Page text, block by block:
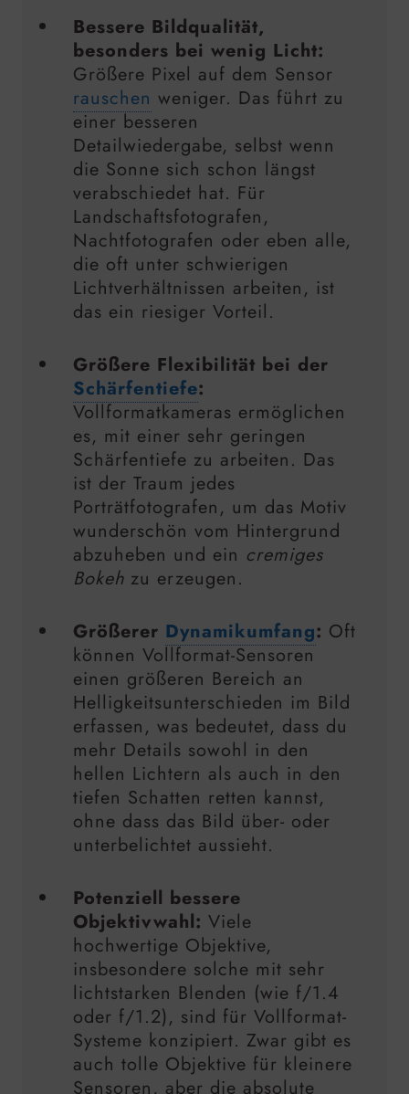
Bessere Bildqualität,
besonders bei wenig Licht:
Größere Pixel auf dem Sensor
rauschen weniger. Das führt zu
einer besseren
Detailwiedergabe, selbst wenn
die Sonne sich schon längst
verabschiedet hat. Für
Landschaftsfotografen,
Nachtfotografen oder eben alle,
die oft unter schwierigen
Lichtverhältnissen arbeiten, ist
das ein riesiger Vorteil.
Größere Flexibilität bei der
Schärfentiefe:
Vollformatkameras ermöglichen
es, mit einer sehr geringen
Schärfentiefe zu arbeiten. Das
ist der Traum jedes
Porträtfotografen, um das Motiv
wunderschön vom Hintergrund
abzuheben und ein cremiges
Bokeh zu erzeugen.
Größerer Dynamikumfang: Oft
können Vollformat-Sensoren
einen größeren Bereich an
Helligkeitsunterschieden im Bild
erfassen, was bedeutet, dass du
mehr Details sowohl in den
hellen Lichtern als auch in den
tiefen Schatten retten kannst,
ohne dass das Bild über- oder
unterbelichtet aussieht.
Potenziell bessere
Objektivwahl: Viele
hochwertige Objektive,
insbesondere solche mit sehr
lichtstarken Blenden (wie f/1.4
oder f/1.2), sind für Vollformat-
Systeme konzipiert. Zwar gibt es
auch tolle Objektive für kleinere
Sensoren, aber die absolute